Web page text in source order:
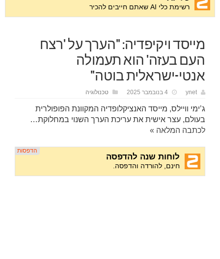
מייסד ויקיפדיה: "הערך על 'רצח
העם בעזה' הוא תעמולה
אנטי-ישראלית בוטה"
ynet 4 בנובמבר 2025 טכנולוגיה
ג’ימי וויילס, מייסד האנציקלופדיה המקוונת הפופולרית
בעולם, עצר אישית את עריכת הערך השנוי במחלוקת…
לכתבה המלאה »